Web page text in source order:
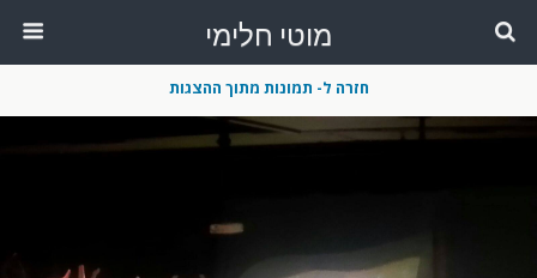
מוטי חלימי
חזרה ל- תמונות מתוך ההצגות